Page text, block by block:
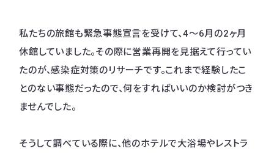
私たちの旅館も緊急事態宣言を受けて、4〜6月の2ヶ月
休館していました。その際に営業再開を見据えて行ってい
たのが、感染症対策のリサーチです。これまで経験したこ
とのない事態だったので、何をすればいいのか検討がつき
ませんでした。
そうして調べている際に、他のホテルで大浴場やレストラ